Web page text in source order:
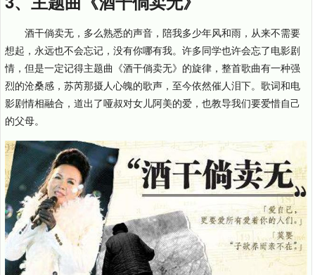
酒干倘卖无，多么熟悉的声音，陪我多少年风和雨，从来不需要
想起，永远也不会忘记，没有你哪有我。许多同学也许会忘了电影剧
情，但是一定记得主题曲《酒干倘卖无》的旋律，整首歌曲有一种强
烈的沧桑感，苏芮那摄人心魄的歌声，至今依然催人泪下。歌词和电
影剧情相融合，道出了哑叔对女儿阿美的爱，也教导我们要爱惜自己
的父母。